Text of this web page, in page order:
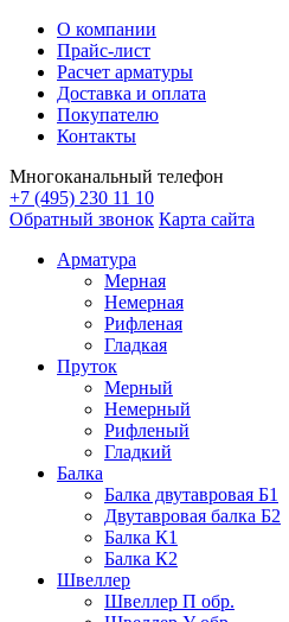
О компании
Прайс-лист
Расчет арматуры
Доставка и оплата
Покупателю
Контакты
Многоканальный телефон
+7 (495) 230 11 10
Обратный звонок Карта сайта
Арматура
Мерная
Немерная
Рифленая
Гладкая
Пруток
Мерный
Немерный
Рифленый
Гладкий
Балка
Балка двутавровая Б1
Двутавровая балка Б2
Балка К1
Балка К2
Швеллер
Швеллер П обр.